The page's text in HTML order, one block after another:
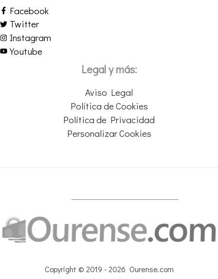
Facebook
Twitter
Instagram
Youtube
Legal y más:
Aviso Legal
Política de Cookies
Política de Privacidad
Personalizar Cookies
Copyright © 2019 - 2026 Ourense.com